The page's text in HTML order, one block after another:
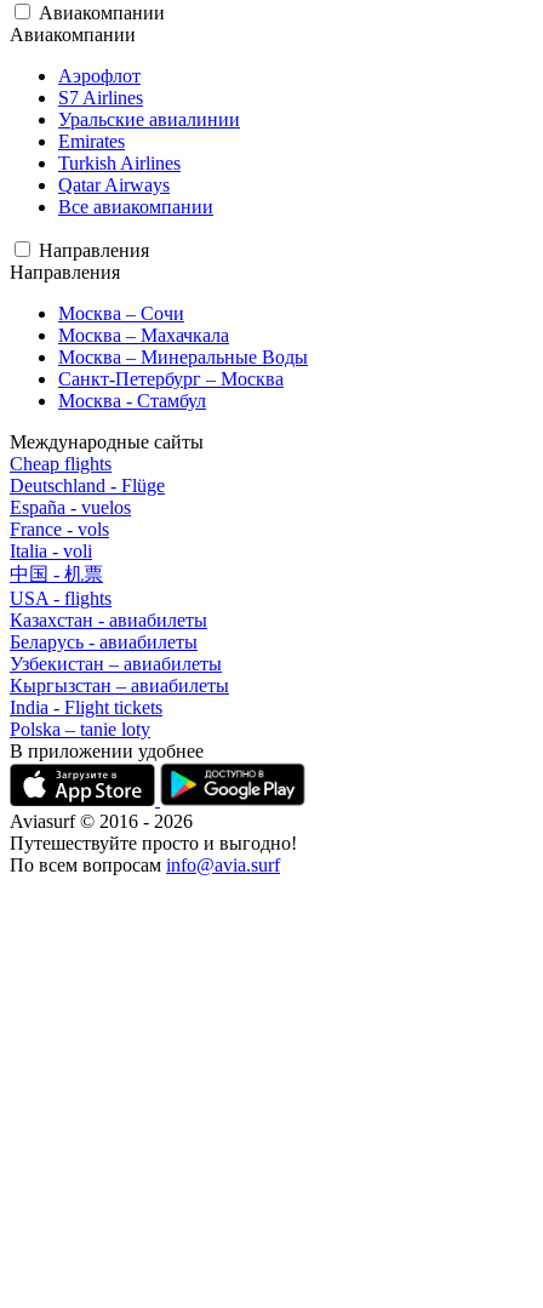
Авиакомпании
Авиакомпании
Аэрофлот
S7 Airlines
Уральские авиалинии
Emirates
Turkish Airlines
Qatar Airways
Все авиакомпании
Направления
Направления
Москва – Сочи
Москва – Махачкала
Москва – Минеральные Воды
Санкт-Петербург – Москва
Москва - Стамбул
Международные сайты
Cheap flights
Deutschland - Flüge
España - vuelos
France - vols
Italia - voli
中国 - 机票
USA - flights
Казахстан - авиабилеты
Беларусь - авиабилеты
Узбекистан – авиабилеты
Кыргызстан – авиабилеты
India - Flight tickets
Polska – tanie loty
В приложении удобнее
Aviasurf © 2016 - 2026
Путешествуйте просто и выгодно!
По всем вопросам info@avia.surf